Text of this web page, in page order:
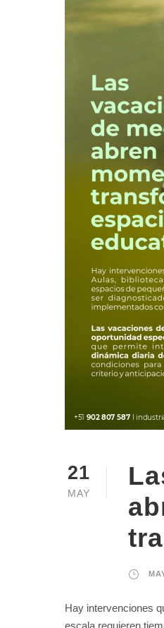
21
MAY
Hay intervenciones
escala requieren